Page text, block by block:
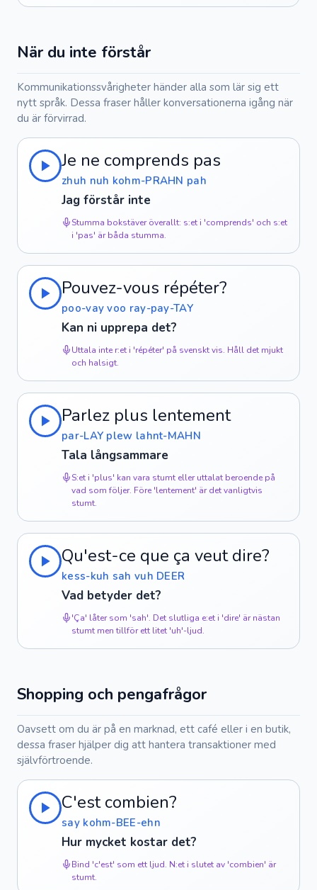
När du inte förstår
Kommunikationssvårigheter händer alla som lär sig ett
nytt språk. Dessa fraser håller konversationerna igång när
du är förvirrad.
Je ne comprends pas
zhuh nuh kohm-PRAHN pah
Jag förstår inte
Stumma bokstäver överallt: s:et i 'comprends' och s:et
i 'pas' är båda stumma.
Pouvez-vous répéter?
poo-vay voo ray-pay-TAY
Kan ni upprepa det?
Uttala inte r:et i 'répéter' på svenskt vis. Håll det mjukt
och halsigt.
Parlez plus lentement
par-LAY plew lahnt-MAHN
Tala långsammare
S:et i 'plus' kan vara stumt eller uttalat beroende på
vad som följer. Före 'lentement' är det vanligtvis
stumt.
Qu'est-ce que ça veut dire?
kess-kuh sah vuh DEER
Vad betyder det?
'Ça' låter som 'sah'. Det slutliga e:et i 'dire' är nästan
stumt men tillför ett litet 'uh'-ljud.
Shopping och pengafrågor
Oavsett om du är på en marknad, ett café eller i en butik,
dessa fraser hjälper dig att hantera transaktioner med
självförtroende.
C'est combien?
say kohm-BEE-ehn
Hur mycket kostar det?
Bind 'c'est' som ett ljud. N:et i slutet av 'combien' är
stumt.